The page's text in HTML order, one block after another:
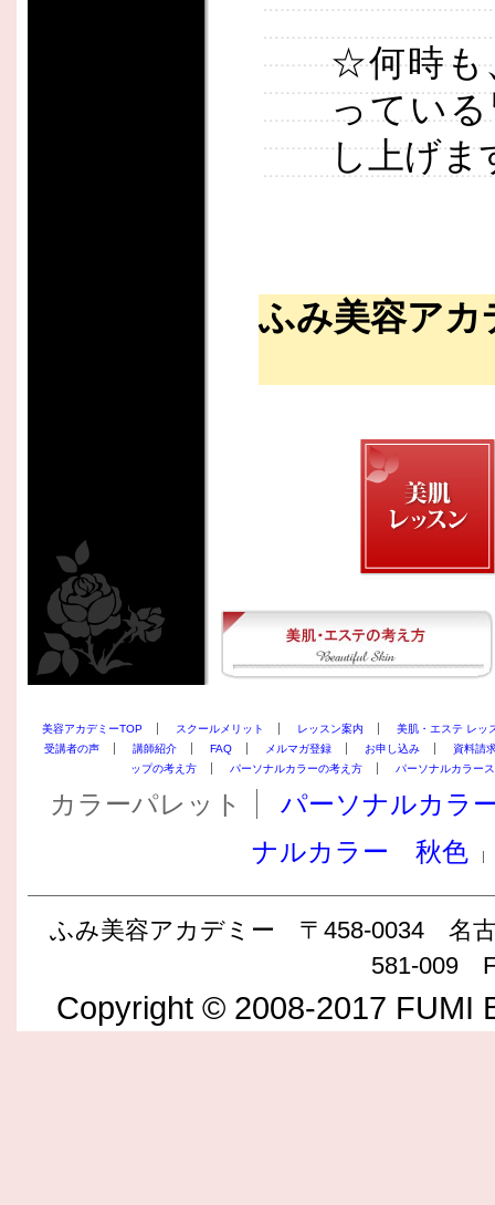
☆何時も
ってい
し上げ
ふみ美容アカ
美容アカデミーTOP スクールメリット レッスン案内
美肌・エステ レッ
受講者の声
講師紹介 FAQ メルマガ登録 お申し込み
資料請
ップの考え方
パーソナルカラーの考え方 パーソナルカラー
カラーパレット
パーソナルカラ
ナルカラー 秋色
ふみ美容アカデミー 〒458-0034 名
581-009
Copyright © 2008-2017 FUMI